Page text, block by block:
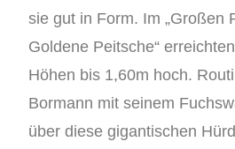
sie gut in Form. Im „Großen
Goldene Peitsche“
Höhen bis 1,60m hoch.
Bormann mit seinem
über diese gigantischen